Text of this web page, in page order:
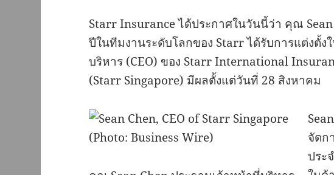
Starr Insurance ได้ประกาศในวันนี้ว่า คุณ
ปีในทีมงานระดับโลกของ Starr ได้รับการแต่งตั้ง
บริหาร (CEO) ของ Starr International
(Starr Singapore) มีผลตั้งแต่วันที่ 28 สิงหาคม
จัดก
ประ